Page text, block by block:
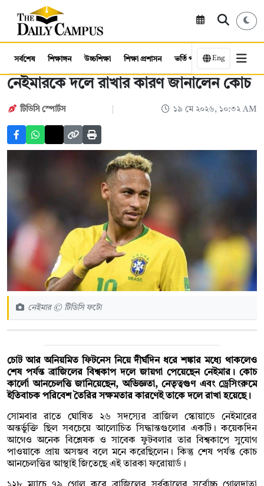
সর্বশেষ শিক্ষাঙ্গন উচ্চশিক্ষা শিক্ষা প্রশাসন ভর্তি পরীক্ষা কর্মসংস্থান
Eng
নেইমারকে দলে রাখার কারণ জানালেন কোচ
টিডিসি স্পোর্টস ১৯ মে ২০২৬, ১০:৩২ AM
নেইমার © টিডিসি ফটো
চোট আর অনিয়মিত ফিটনেস নিয়ে দীর্ঘদিন ধরে শঙ্কার মধ্যে থাকলেও
শেষ পর্যন্ত ব্রাজিলের বিশ্বকাপ দলে জায়গা পেয়েছেন নেইমার। কোচ
কার্লো আনচেলত্তি জানিয়েছেন, অভিজ্ঞতা, নেতৃত্বগুণ এবং ড্রেসিংরুমে
ইতিবাচক পরিবেশ তৈরির সক্ষমতার কারণেই তাকে দলে রাখা হয়েছে।
সোমবার রাতে ঘোষিত ২৬ সদস্যের ব্রাজিল স্কোয়াডে নেইমারের
অন্তর্ভুক্তি ছিল সবচেয়ে আলোচিত সিদ্ধান্তগুলোর একটি। কয়েকদিন
আগেও অনেক বিশ্লেষক ও সাবেক ফুটবলার তার বিশ্বকাপে সুযোগ
পাওয়াকে প্রায় অসম্ভব বলে মনে করেছিলেন। কিন্তু শেষ পর্যন্ত কোচ
আনচেলত্তির আস্থাই জিতেছে এই তারকা ফরোয়ার্ড।